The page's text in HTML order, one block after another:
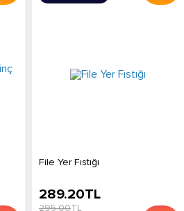
File Yer Fıstığı
289.20TL
295.00TL